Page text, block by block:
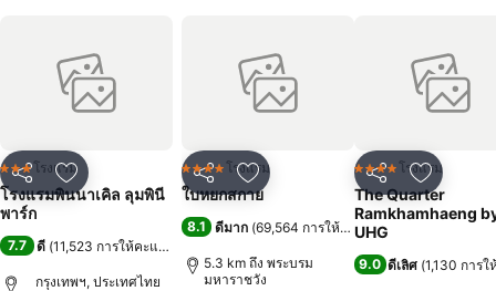
แชร์ เพิ่มในรายการโปรด
3 ดาวโรงแรม
โรงแรมพินนาเคิล ลุมพินี
พาร์ก
7.7 ดี (11,523 การให้คะแนน
กรุงเทพฯ, ประเทศไทย
แชร์ เพิ่มในรายการโปรด
4 ดาว โรงแรม
ใบหยกสกาย
8.1 ดีมาก (69,564 การให้คะแนน)
5.3 km ถึง พระบรม
มหาราชวัง
แชร์ เพิ่มในรา
4 ดาว โรงแรม
The Quarter
Ramkhamhaeng
UHG
9.0 ดีเลิศ (1,130 การ